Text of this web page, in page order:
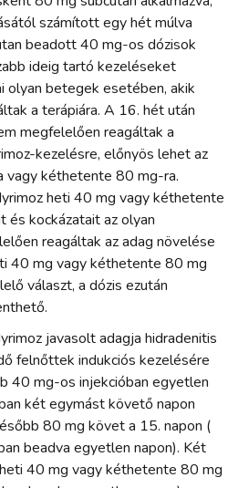
számított egy hét múlva
beadott 40 mg-os dózisok
ideig tartó kezeléseket
olyan betegek esetében, akik
a terápiára. A 16. hét után
megfelelően reagáltak a
kezelésre, előnyös lehet az
vagy kéthetente 80 mg-ra.
heti 40 mg vagy kéthetente
és kockázatait az olyan
reagáltak az adag növelése
40 mg vagy kéthetente 80 mg
választ, a dózis ezután
javasolt adagja hidradenitis
felnőttek indukciós kezelésére
40 mg-os injekcióban egyetlen
két egymást követő napon
80 mg követ a 15. napon (
beadva egyetlen napon). Két
40 mg vagy kéthetente 80 mg